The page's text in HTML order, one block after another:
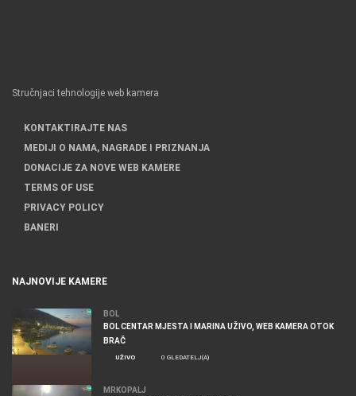
Stručnjaci tehnologije web kamera
KONTAKTIRAJTE NAS
MEDIJI O NAMA, NAGRADE I PRIZNANJA
DONACIJE ZA NOVE WEB KAMERE
TERMS OF USE
PRIVACY POLICY
BANERI
NAJNOVIJE KAMERE
BOL
BOL CENTAR MJESTA I MARINA UŽIVO, WEB KAMERA OTOK
BRAČ
UŽIVO 0 GLEDATELJ(A)
MRKOPALJ